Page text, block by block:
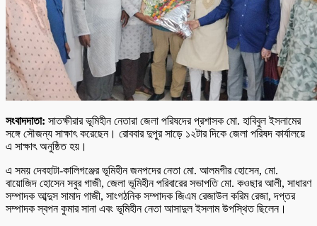
সংবাদদাতা: সাতক্ষীরার ভূমিহীন নেতারা জেলা পরিষদের প্রশাসক মো. হাবিবুল ইসলামের
সঙ্গে সৌজন্য সাক্ষাৎ করেছেন। রোববার দুপুর সাড়ে ১২টার দিকে জেলা পরিষদ কার্যালয়ে
এ সাক্ষাৎ অনুষ্ঠিত হয়।
এ সময় দেবহাটা-কালিগঞ্জের ভূমিহীন জনপদের নেতা মো. আলমগীর হোসেন, মো.
বায়োজিদ হোসেন সবুর গাজী, জেলা ভূমিহীন পরিবারের সভাপতি মো. কওছার আলী, সাধারণ
সম্পাদক আব্দুস সামাদ গাজী, সাংগঠনিক সম্পাদক জিএম রেজাউল করিম রেজা, দপ্তর
সম্পাদক স্বপন কুমার সানা এবং ভূমিহীন নেতা আসাদুল ইসলাম উপস্থিত ছিলেন।